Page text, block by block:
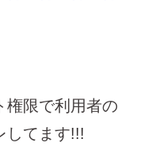
権限で利用者の
してます!!!